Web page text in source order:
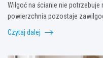
Wilgoć na ścianie nie potrzebuje
powierzchnia pozostaje
Czytaj dalej